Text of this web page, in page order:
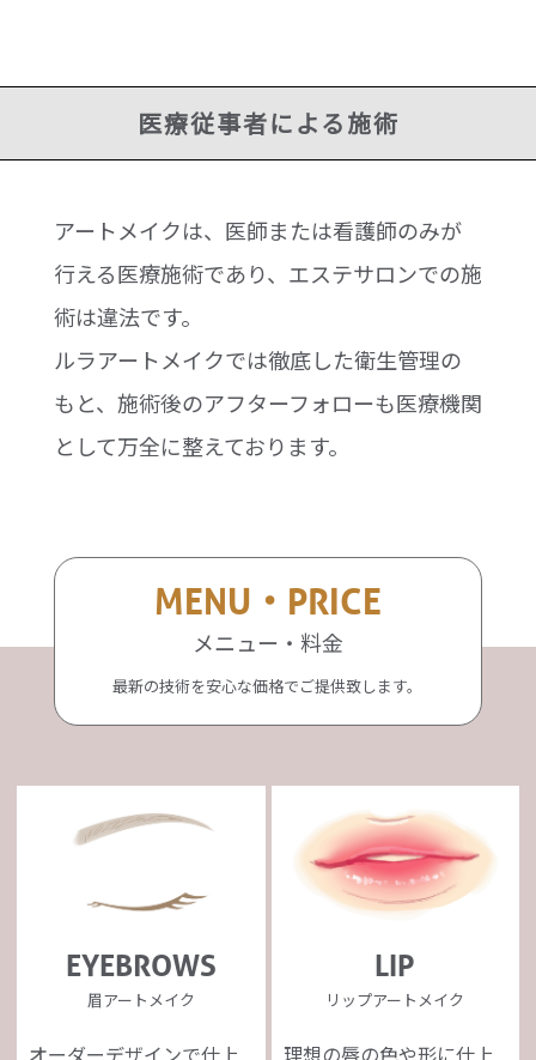
医療従事者による施術
アートメイクは、医師または看護師のみが
行える医療施術であり、エステサロンでの施
術は違法です。
ルラアートメイクでは徹底した衛生管理の
もと、施術後のアフターフォローも医療機関
として万全に整えております。
MENU・PRICE
メニュー・料金
最新の技術を安心な価格でご提供致します。
EYEBROWS
眉アートメイク
オーダーデザインで仕上
LIP
リップアートメイク
理想の唇の色や形に仕上